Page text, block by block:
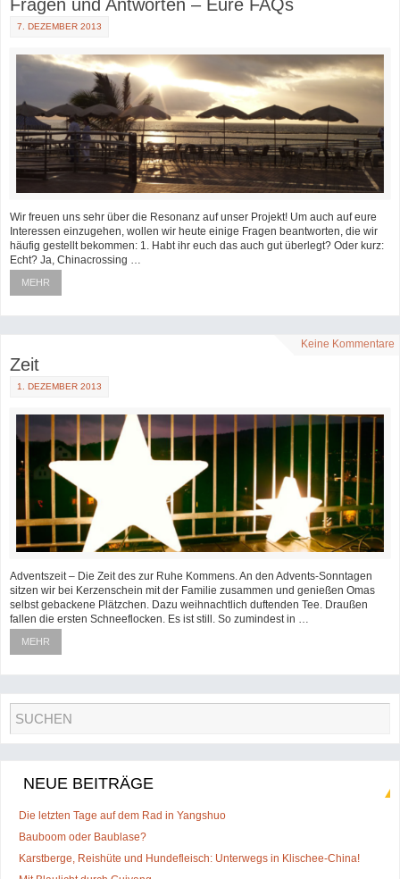
Fragen und Antworten – Eure FAQs
7. DEZEMBER 2013
Wir freuen uns sehr über die Resonanz auf unser Projekt! Um auch auf eure
Interessen einzugehen, wollen wir heute einige Fragen beantworten, die wir
häufig gestellt bekommen: 1. Habt ihr euch das auch gut überlegt? Oder kurz:
Echt? Ja, Chinacrossing …
MEHR
Keine Kommentare
Zeit
1. DEZEMBER 2013
Adventszeit – Die Zeit des zur Ruhe Kommens. An den Advents-Sonntagen
sitzen wir bei Kerzenschein mit der Familie zusammen und genießen Omas
selbst gebackene Plätzchen. Dazu weihnachtlich duftenden Tee. Draußen
fallen die ersten Schneeflocken. Es ist still. So zumindest in …
MEHR
NEUE BEITRÄGE
Die letzten Tage auf dem Rad in Yangshuo
Bauboom oder Baublase?
Karstberge, Reishüte und Hundefleisch: Unterwegs in Klischee-China!